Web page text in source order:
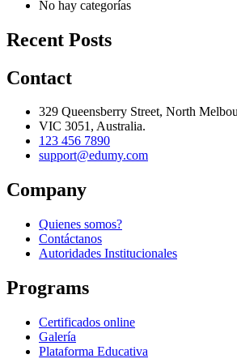
No hay categorías
Recent Posts
Contact
329 Queensberry Street, North
VIC 3051, Australia.
123 456 7890
support@edumy.com
Company
Quienes somos?
Contáctanos
Autoridades Institucionales
Programs
Certificados online
Galería
Plataforma Educativa